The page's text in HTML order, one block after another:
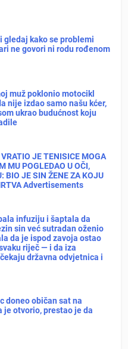
gledaj kako se problemi
ne govori ni rodu rođenom
muž poklonio motocikl
nije izdao samo našu kćer,
ukrao budućnost koju
JE TENISICE MOGA
MU POGLEDAO U OČI,
BIO JE SIN ŽENE ZA KOJU
Advertisements
infuziju i šaptala da
sin već sutradan oženio
da je ispod zavoja ostao
riječ — i da iza
državna odvjetnica i
doneo običan sat na
je otvorio, prestao je da